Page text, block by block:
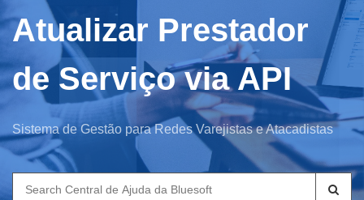
Atualizar Prestador
de Serviço via API
Sistema de Gestão para Redes Varejistas e Atacadistas
Search